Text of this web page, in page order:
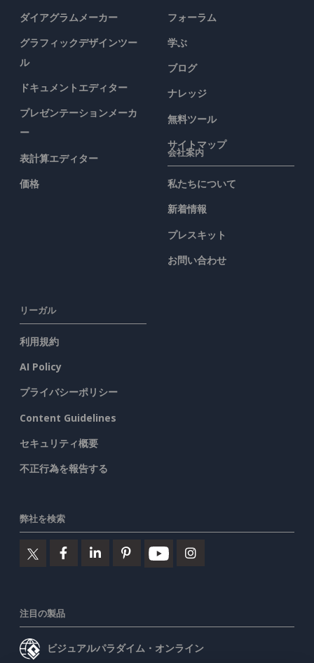
ダイアグラムメーカー
グラフィックデザインツー
ル
ドキュメントエディター
プレゼンテーションメーカ
ー
表計算エディター
価格
フォーラム
学ぶ
ブログ
ナレッジ
無料ツール
サイトマップ
会社案内
私たちについて
新着情報
プレスキット
お問い合わせ
リーガル
利用規約
AI Policy
プライバシーポリシー
Content Guidelines
セキュリティ概要
不正行為を報告する
弊社を検索
注目の製品
ビジュアルパラダイム・オンライン